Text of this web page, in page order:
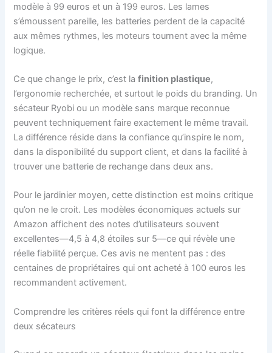
modèle à 99 euros et un à 199 euros. Les lames
s’émoussent pareille, les batteries perdent de la capacité
aux mêmes rythmes, les moteurs tournent avec la même
logique.
Ce que change le prix, c’est lafinition plastique,
l’ergonomie recherchée, et surtout le poids du branding. Un
sécateur Ryobi ou un modèle sans marque reconnue
peuvent techniquement faire exactement le même travail.
La différence réside dans la confiance qu’inspire le nom,
dans la disponibilité du support client, et dans la facilité à
trouver une batterie de rechange dans deux ans.
Pour le jardinier moyen, cette distinction est moins critique
qu’on ne le croit. Les modèles économiques actuels sur
Amazon affichent des notes d’utilisateurs souvent
excellentes—4,5 à 4,8 étoiles sur 5—ce qui révèle une
réelle fiabilité perçue. Ces avis ne mentent pas : des
centaines de propriétaires qui ont acheté à 100 euros les
recommandent activement.
Comprendre les critères réels qui font la différence entre
deux sécateurs